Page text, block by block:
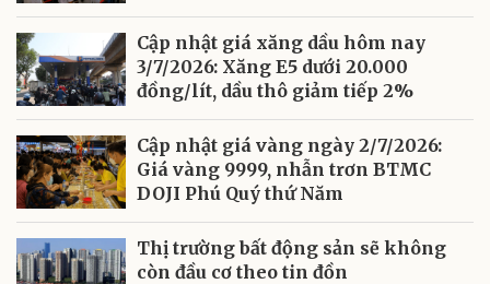
Cập nhật giá xăng dầu hôm nay
3/7/2026: Xăng E5 dưới 20.000
đồng/lít, dầu thô giảm tiếp 2%
Cập nhật giá vàng ngày 2/7/2026:
Giá vàng 9999, nhẫn trơn BTMC
DOJI Phú Quý thứ Năm
Thị trường bất động sản sẽ không
còn đầu cơ theo tin đồn